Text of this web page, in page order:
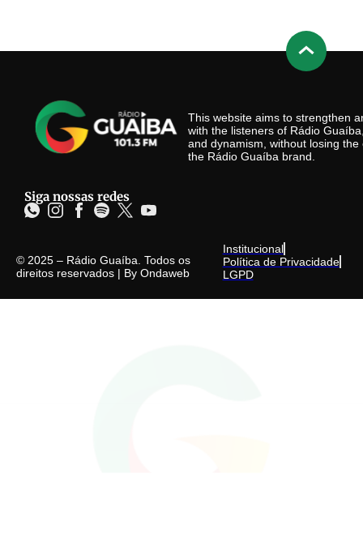
This website aims to strengthen
with the listeners of Rádio
and dynamism, without losing
the Rádio Guaíba brand.
Siga nossas redes
© 2025 – Rádio Guaíba. Todos os
direitos reservados | By Ondaweb
Institucional
Política de Privacidade
LGPD